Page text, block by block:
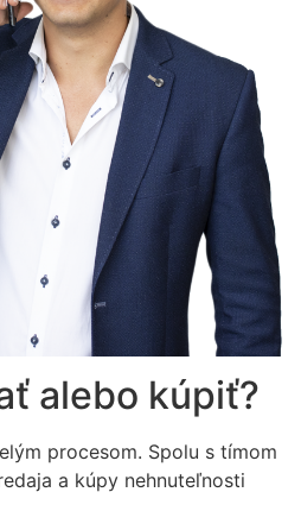
alebo kúpiť?
procesom. Spolu s tímom
a kúpy nehnuteľnosti